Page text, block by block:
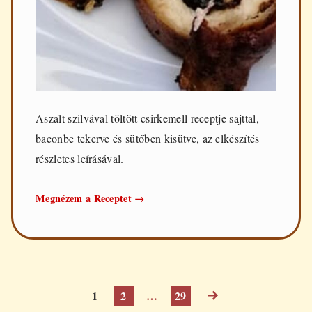
Aszalt szilvával töltött csirkemell receptje sajttal,
baconbe tekerve és sütőben kisütve, az elkészítés
részletes leírásával.
Megnézem a Receptet Aszalt
→
BejegyzésekOLDAL
1 OLDAL
2 … OLDAL
29
KÖVETKEZŐ